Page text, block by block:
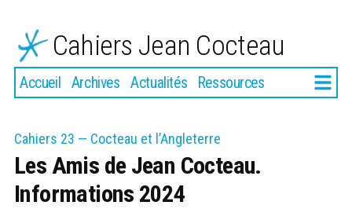
contenu
Cahiers Jean Cocteau
Accueil Archives Actualités Ressources Plus
Cahiers 23 — Cocteau et l’Angleterre
Les Amis de Jean Cocteau.
Informations 2024